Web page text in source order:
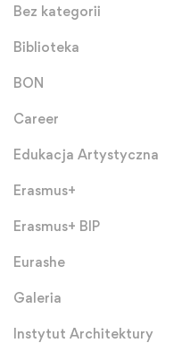
Bez kategorii
Biblioteka
BON
Career
Edukacja Artystyczna
Erasmus+
Erasmus+ BIP
Eurashe
Galeria
Instytut Architektury